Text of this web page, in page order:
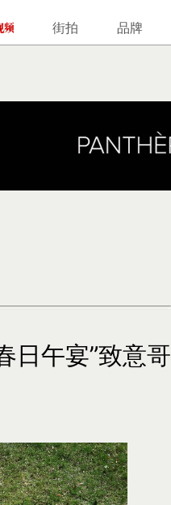
街拍 品牌
日午宴”致意哥